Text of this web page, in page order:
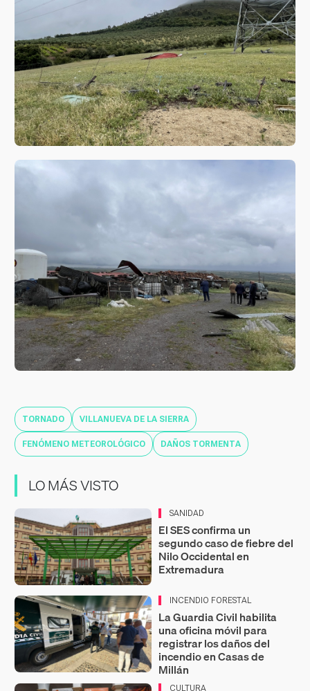
TORNADO VILLANUEVA DE LA SIERRA
FENÓMENO METEOROLÓGICO DAÑOS TORMENTA
LO MÁS VISTO
SANIDAD
El SES confirma un
segundo caso de fiebre del
Nilo Occidental en
Extremadura
INCENDIO FORESTAL
La Guardia Civil habilita
una oficina móvil para
registrar los daños del
incendio en Casas de
Millán
CULTURA